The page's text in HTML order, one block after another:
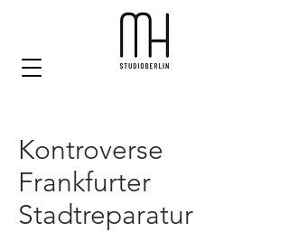
Kontroverse
Frankfurter
Stadtreparatur